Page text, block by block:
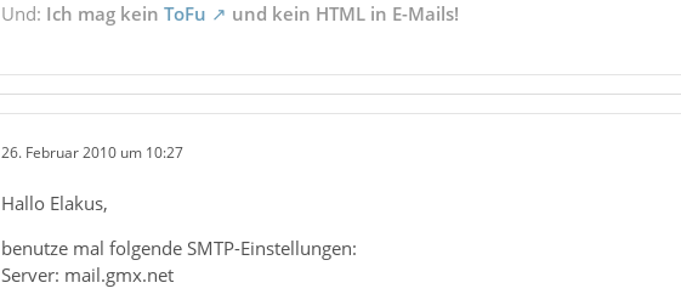
Und: Ich mag kein ToFu und kein HTML in E-Mails!
26. Februar 2010 um 10:27
Hallo Elakus,
benutze mal folgende SMTP-Einstellungen:
Server: mail.gmx.net